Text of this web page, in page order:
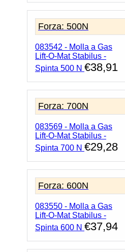
Forza: 500N
083542 - Molla a Gas
Lift-O-Mat Stabilus -
Spinta 500 N €38,91
Forza: 700N
083569 - Molla a Gas
Lift-O-Mat Stabilus -
Spinta 700 N €29,28
Forza: 600N
083550 - Molla a Gas
Lift-O-Mat Stabilus -
Spinta 600 N €37,94